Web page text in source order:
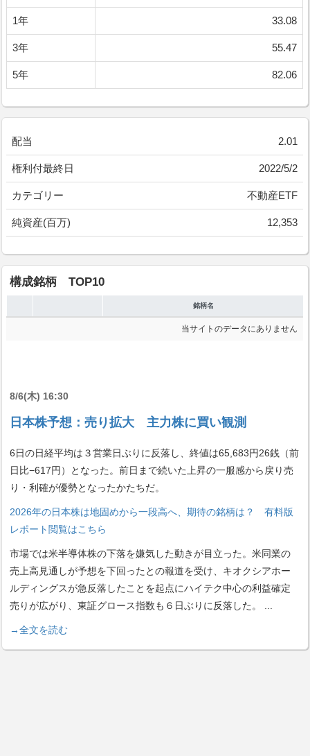
1年 33.08
3年 55.47
5年 82.06
配当 2.01
権利付最終日 2022/5/2
カテゴリー 不動産ETF
純資産(百万) 12,353
構成銘柄 TOP10
銘柄名
当サイトのデータにありません
8/6(木) 16:30
日本株予想：売り拡大 主力株に買い観測
6日の日経平均は３営業日ぶりに反落し、終値は65,683円26銭（前
日比−617円）となった。前日まで続いた上昇の一服感から戻り売
り・利確が優勢となったかたちだ。
2026年の日本株は地固めから一段高へ、期待の銘柄は？ 有料版
レポート閲覧はこちら
市場では米半導体株の下落を嫌気した動きが目立った。米同業の
売上高見通しが予想を下回ったとの報道を受け、キオクシアホー
ルディングスが急反落したことを起点にハイテク中心の利益確定
売りが広がり、東証グロース指数も６日ぶりに反落した。
→全文を読む